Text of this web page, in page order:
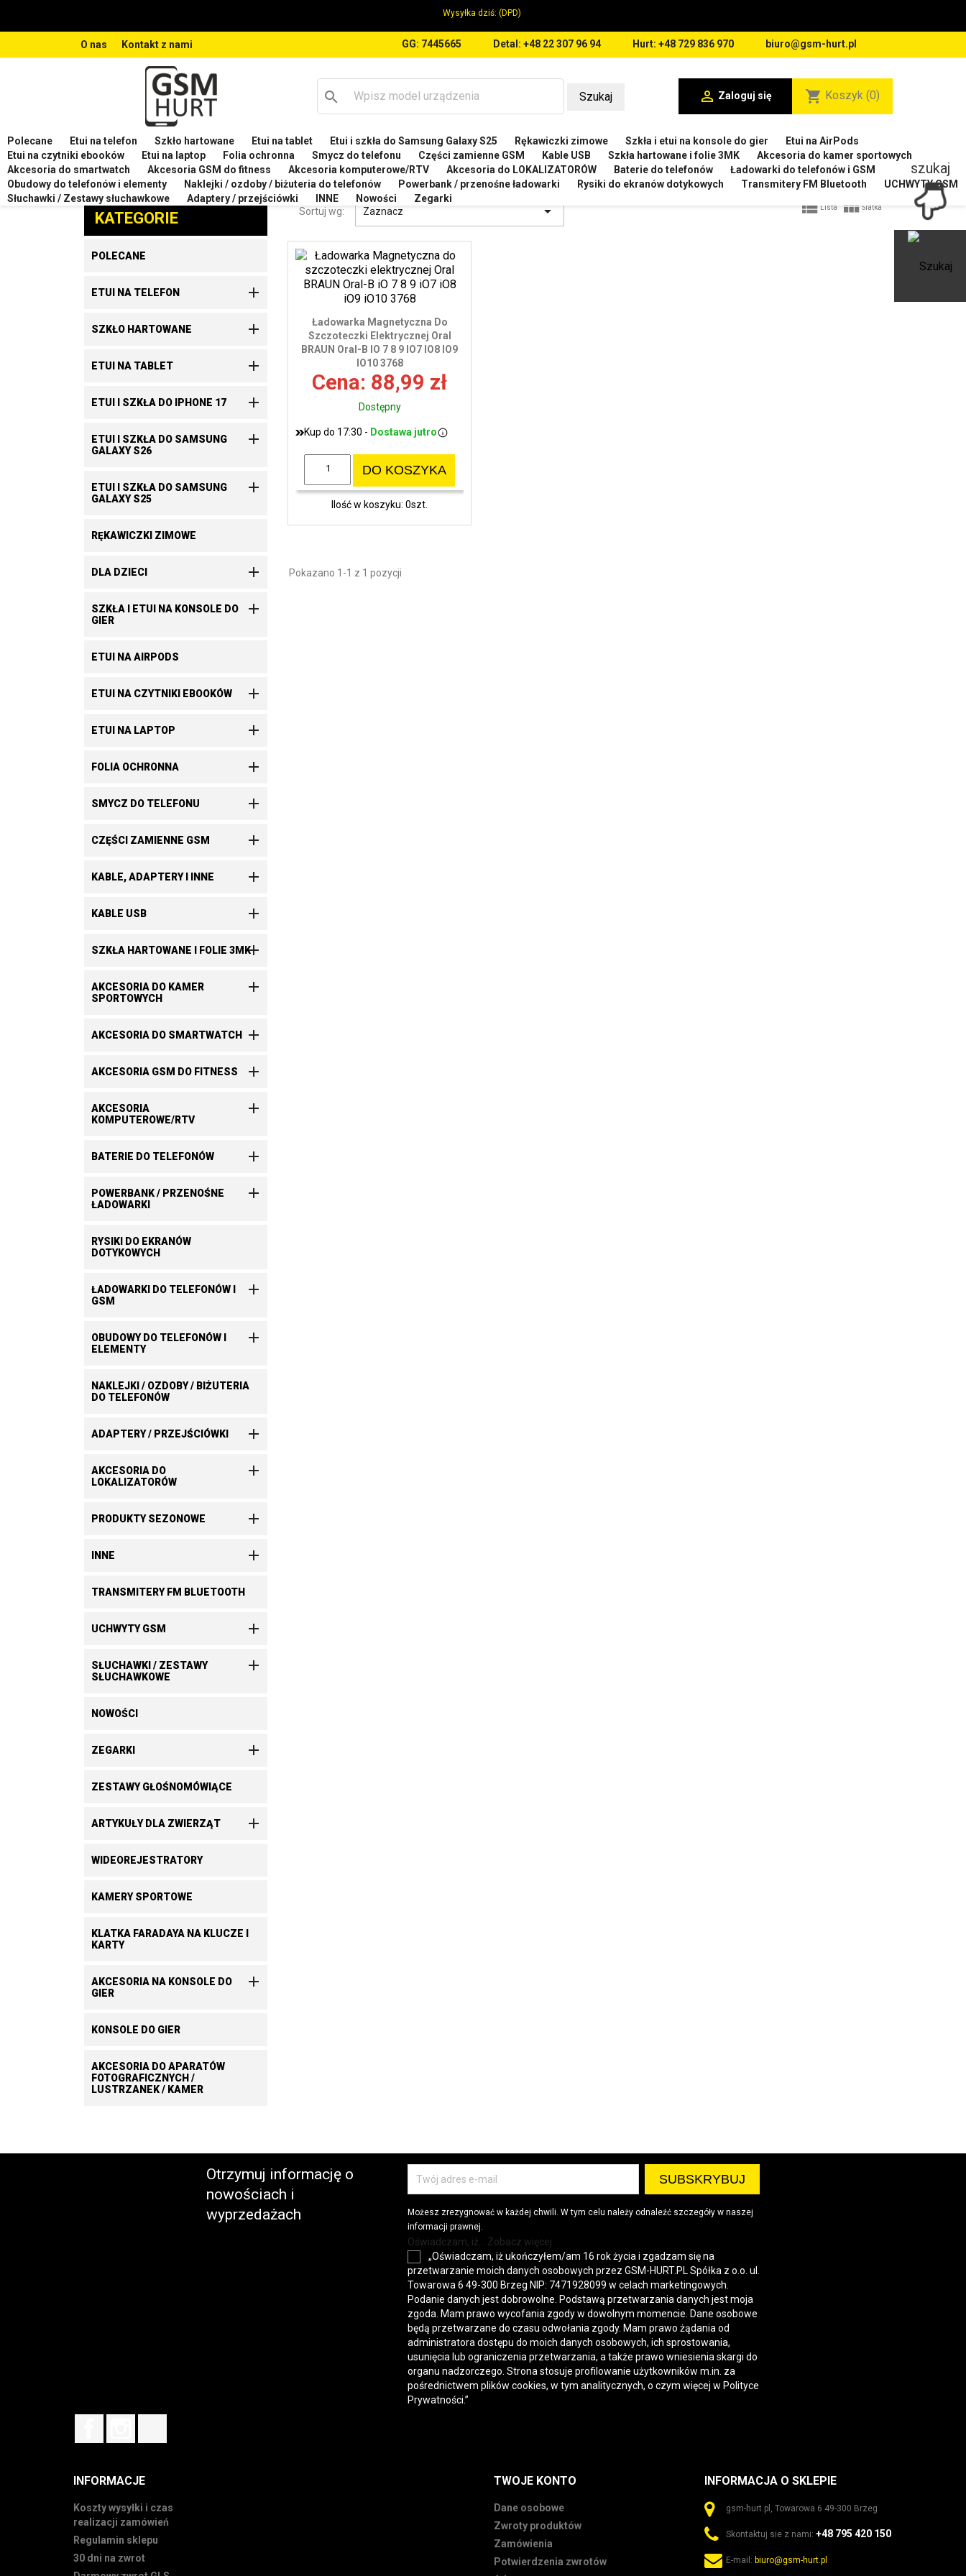
Wysyłka dziś: (DPD)
O nas Kontakt z nami GG: 7445665 Detal: +48 22 307 96 94 Hurt: +48 729 836 970 biuro@gsm-hurt.pl
search Szukaj  Zaloguj się shopping_cart Koszyk (0)
Polecane Etui na telefon Szkło hartowane Etui na tablet Etui i szkła do Samsung Galaxy S25 Rękawiczki zimowe Szkła i etui na konsole do gier
Etui na AirPods
Etui na czytniki ebooków
Etui na laptop Folia ochronna Smycz do telefonu Części zamienne GSM Kable USB Szkła hartowane i folie 3MK
Akcesoria do kamer sportowych
Akcesoria do smartwatch
Akcesoria GSM do fitness Akcesoria komputerowe/RTV Akcesoria do LOKALIZATORÓW Baterie do telefonów
Ładowarki do telefonów i GSM
Obudowy do telefonów i elementy
Naklejki / ozdoby / biżuteria do telefonów Powerbank / przenośne ładowarki Rysiki do ekranów dotykowych Transmitery FM Bluetooth
UCHWYTY GSM
Słuchawki / Zestawy słuchawkowe
Adaptery / przejściówki INNE Nowości Zegarki
Strona główna Ładowarki do telefonów i GSM Ładowarki do szczoteczek elektrycznych
Zaproponuj produkt
KATEGORIE
POLECANE
ETUI NA TELEFON 
SZKŁO HARTOWANE 
ETUI NA TABLET 
ETUI I SZKŁA DO IPHONE 17 
ETUI I SZKŁA DO SAMSUNG
GALAXY S26

ETUI I SZKŁA DO SAMSUNG
GALAXY S25

RĘKAWICZKI ZIMOWE
DLA DZIECI 
SZKŁA I ETUI NA KONSOLE DO
GIER

ETUI NA AIRPODS
ETUI NA CZYTNIKI EBOOKÓW 
ETUI NA LAPTOP 
FOLIA OCHRONNA 
SMYCZ DO TELEFONU 
CZĘŚCI ZAMIENNE GSM 
KABLE, ADAPTERY I INNE 
KABLE USB 
SZKŁA HARTOWANE I FOLIE 3MK
AKCESORIA DO KAMER
SPORTOWYCH

AKCESORIA DO SMARTWATCH 
AKCESORIA GSM DO FITNESS 
AKCESORIA
KOMPUTEROWE/RTV

BATERIE DO TELEFONÓW 
POWERBANK / PRZENOŚNE
ŁADOWARKI

RYSIKI DO EKRANÓW
DOTYKOWYCH
ŁADOWARKI DO TELEFONÓW I
GSM

OBUDOWY DO TELEFONÓW I
ELEMENTY

NAKLEJKI / OZDOBY / BIŻUTERIA
DO TELEFONÓW
ADAPTERY / PRZEJŚCIÓWKI 
AKCESORIA DO
LOKALIZATORÓW

PRODUKTY SEZONOWE 
INNE 
TRANSMITERY FM BLUETOOTH
UCHWYTY GSM 
SŁUCHAWKI / ZESTAWY
SŁUCHAWKOWE

NOWOŚCI
ZEGARKI 
ZESTAWY GŁOŚNOMÓWIĄCE
ARTYKUŁY DLA ZWIERZĄT 
WIDEOREJESTRATORY
KAMERY SPORTOWE
KLATKA FARADAYA NA KLUCZE I
KARTY
AKCESORIA NA KONSOLE DO
GIER

KONSOLE DO GIER
AKCESORIA DO APARATÓW
FOTOGRAFICZNYCH /
LUSTRZANEK / KAMER
ŁADOWARKI DO SZCZOTECZEK ELEKTRYCZNYCH
Sortuj wg: Zaznacz   Lista  Siatka
Ładowarka Magnetyczna Do
Szczoteczki Elektrycznej Oral
BRAUN Oral-B IO 7 8 9 IO7 IO8 IO9
IO10 3768
Cena: 88,99 zł
Dostępny
Kup do 17:30 - Dostawa jutro
DO KOSZYKA
Ilość w koszyku: 0szt.
Pokazano 1-1 z 1 pozycji
Otrzymuj informację o
nowościach i
wyprzedażach
Możesz zrezygnować w każdej chwili. W tym celu należy odnaleźć szczegóły w naszej
informacji prawnej.
Oświadczam, iż... Zobacz więcej
„Oświadczam, iż ukończyłem/am 16 rok życia i zgadzam się na
przetwarzanie moich danych osobowych przez GSM-HURT.PL Spółka z o.o. ul.
Towarowa 6 49-300 Brzeg NIP: 7471928099 w celach marketingowych.
Podanie danych jest dobrowolne. Podstawą przetwarzania danych jest moja
zgoda. Mam prawo wycofania zgody w dowolnym momencie. Dane osobowe
będą przetwarzane do czasu odwołania zgody. Mam prawo żądania od
administratora dostępu do moich danych osobowych, ich sprostowania,
usunięcia lub ograniczenia przetwarzania, a także prawo wniesienia skargi do
organu nadzorczego. Strona stosuje profilowanie użytkowników m.in. za
pośrednictwem plików cookies, w tym analitycznych, o czym więcej w Polityce
Prywatności.”
INFORMACJE
Koszty wysyłki i czas
realizacji zamówień
Regulamin sklepu
30 dni na zwrot
TWOJE KONTO
Dane osobowe
Zwroty produktów
Zamówienia
Potwierdzenia zwrotów
INFORMACJA O SKLEPIE
gsm-hurt.pl, Towarowa 6 49-300 Brzeg
Skontaktuj sie z nami: +48 795 420 150
E-mail: biuro@gsm-hurt.pl
szukaj